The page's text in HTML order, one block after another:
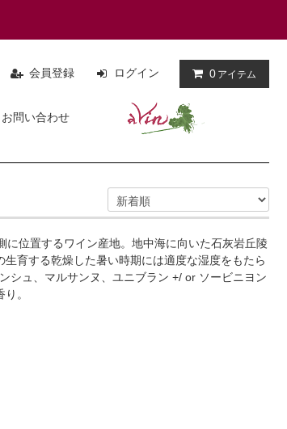
会員登録 ログイン 0 アイテム
お問い合わせ
位置するワイン産地。地中海に向いた石灰岩丘陵
育する乾燥した暑い時期には適度な湿度をもたら
シュ、マルサンヌ、ユニブラン +/ or ソービニヨン
。